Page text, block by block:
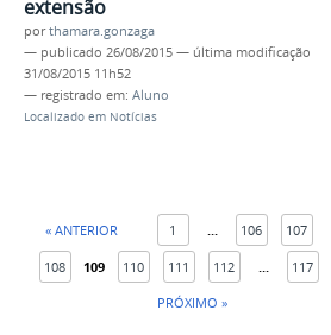
extensão
porthamara.gonzaga
— publicado 26/08/2015 — última modificação
31/08/2015 11h52
— registrado em: Aluno
Localizado em Notícias
« ANTERIOR 1 106 107
108 109 110 111 112
117
PRÓXIMO »